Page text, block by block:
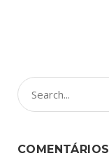
COMENTÁRIOS